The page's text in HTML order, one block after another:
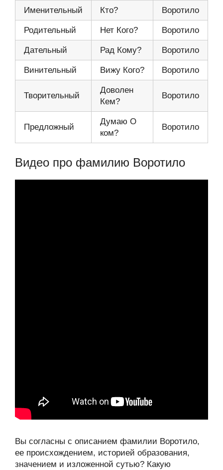
Именительный Кто? Воротило
Родительный Нет Кого? Воротило
Дательный Рад Кому? Воротило
Винительный Вижу Кого? Воротило
Творительный
Доволен
Кем?
Воротило
Предложный
Думаю О
ком?
Воротило
Видео про фамилию Воротило
Вы согласны с описанием фамилии Воротило,
ее происхождением, историей образования,
значением и изложенной сутью? Какую